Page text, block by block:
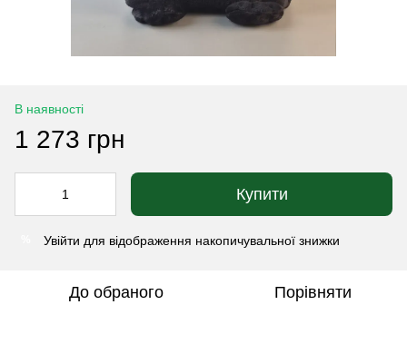
В наявності
1 273 грн
Купити
Увійти для відображення накопичувальної знижки
До обраного Порівняти